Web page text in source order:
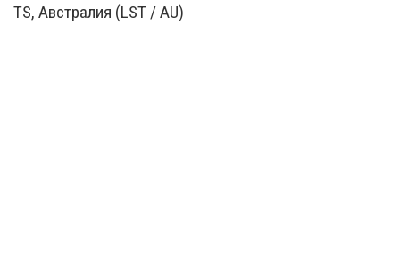
TS, Австралия (LST / AU)